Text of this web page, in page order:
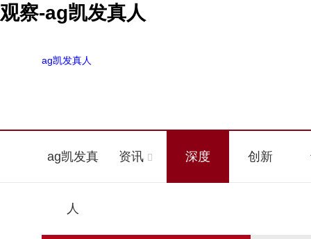
观察-ag凯发真人
ag凯发真人
ag凯发真
人
资讯 深度 创新